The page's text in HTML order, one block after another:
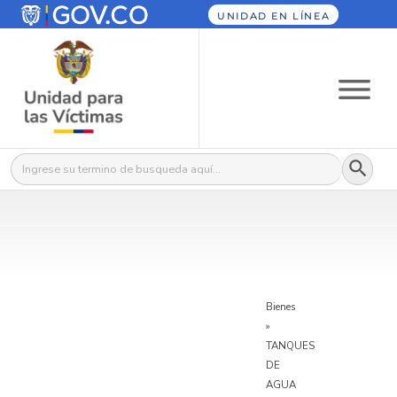
UNIDAD EN LÍNEA
Buscar: Botón
Bienes
»
TANQUES
DE
AGUA